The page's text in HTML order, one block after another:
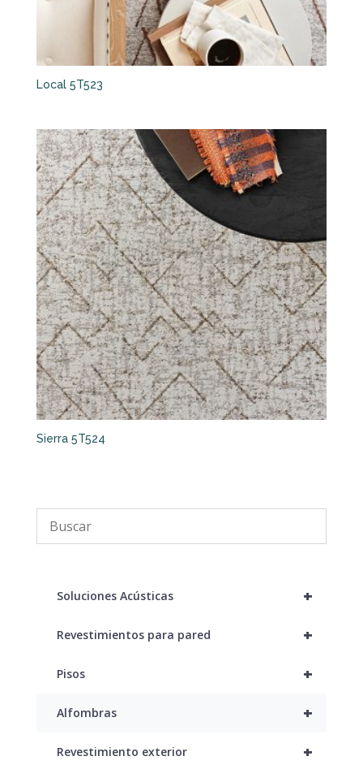
Local 5T523
Sierra 5T524
+
Soluciones Acústicas
+
Revestimientos para pared
+
Pisos
+
Alfombras
+
Revestimiento exterior